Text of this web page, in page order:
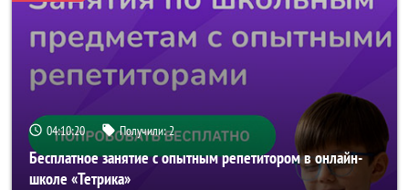
04:10:19 Получили:2
Бесплатное занятие с опытным репетитором в онлайн-
школе «Тетрика»